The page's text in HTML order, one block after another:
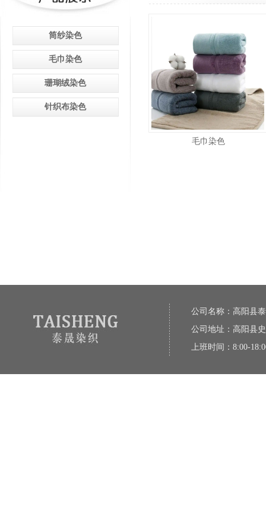
筒纱染色
毛巾染色
珊瑚绒染色
针织布染色
毛巾染色
公司名称：高阳县
公司地址：高阳县
上班时间：8:00-